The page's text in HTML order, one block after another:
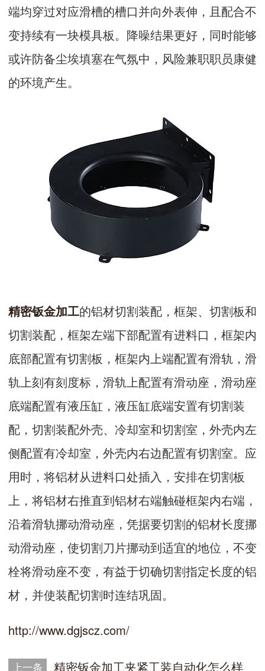
端均穿过对应滑槽的槽口并向外表伸，且配合不
变持续有一块模具板。降噪结果更好，同时能够
或许防备尘埃填塞在气氛中，风险兼职职员康健
的环境产生。
精密钣金加工的铝材切割装配，框架、切割板和
切割装配，框架左端下部配置有进料口，框架内
底部配置有切割板，框架内上端配置有滑轨，滑
轨上刻有刻度标，滑轨上配置有滑动座，滑动座
底端配置有液压缸，液压缸底端安置有切割装
配，切割装配外壳、冷却室和切割室，外壳内左
侧配置有冷却室，外壳内右边配置有切割室。应
用时，将铝材从进料口处插入，安排在切割板
上，将铝材右推直到铝材右端触碰框架内右端，
沿着滑轨挪动滑动座，凭据要切割的铝材长度挪
动滑动座，使切割刀片挪动到适宜的地位，不变
栓将滑动座不变，有益于切确切割指定长度的铝
材，并使装配切割时连结巩固。
http://www.dgjscz.com/
上一条 精密钣金加工夹紧工装自动化怎么样